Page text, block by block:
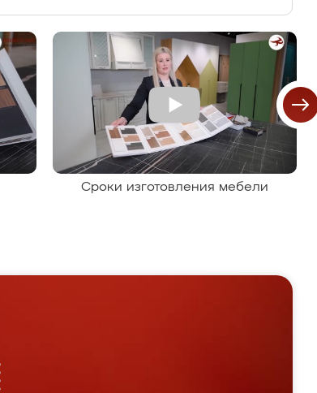
Сроки изготовления мебели